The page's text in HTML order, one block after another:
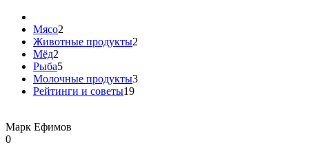
Мясо2
Животные продукты2
Мёд2
Рыба5
Молочные продукты3
Рейтинги и советы19
Марк Ефимов
0